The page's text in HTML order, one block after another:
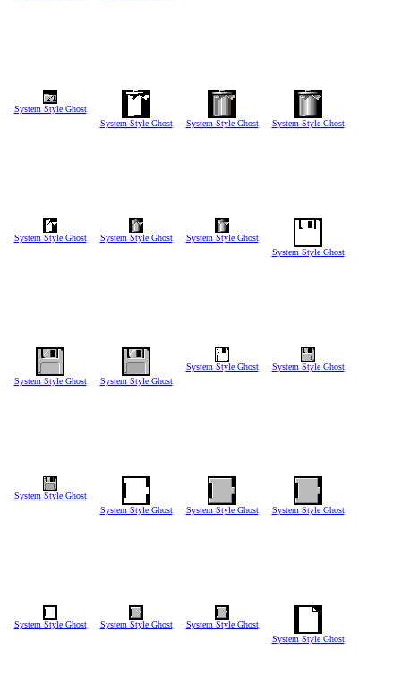
System Style Ghost
System Style Ghost
System Style Ghost System Style Ghost
System Style Ghost System Style Ghost
System Style Ghost
System Style Ghost
System Style Ghost System Style Ghost
System Style Ghost System Style Ghost
System Style Ghost
System Style Ghost
System Style Ghost System Style Ghost
System Style Ghost System Style Ghost
System Style Ghost
System Style Ghost